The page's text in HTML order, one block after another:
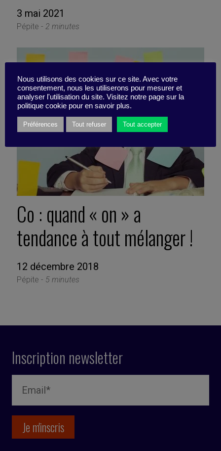
3 mai 2021
Pépite - 2 minutes
Co : quand « on » a
tendance à tout mélanger !
12 décembre 2018
Pépite - 5 minutes
Inscription newsletter
Nous utilisons des cookies sur ce site. Avec votre
consentement, nous les utiliserons pour mesurer et
analyser l'utilisation du site. Visitez notre page sur la
politique cookie pour en savoir plus.
Préférences Tout refuser Tout accepter